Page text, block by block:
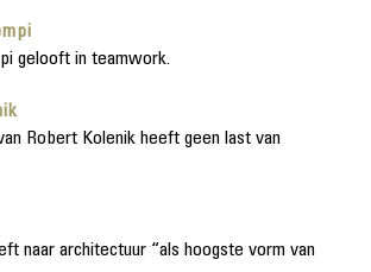
gelooft in teamwork.
Robert Kolenik heeft geen last van
naar architectuur “als hoogste vorm van